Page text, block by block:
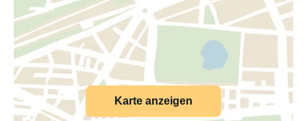
Karte anzeigen